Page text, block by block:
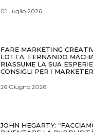
01 Luglio 2026
FARE MARKETING
LOTTA. FERNANDO
RIASSUME LA SUA
CONSIGLI PER I MARKETER
26 Giugno 2026
JOHN HEGARTY: